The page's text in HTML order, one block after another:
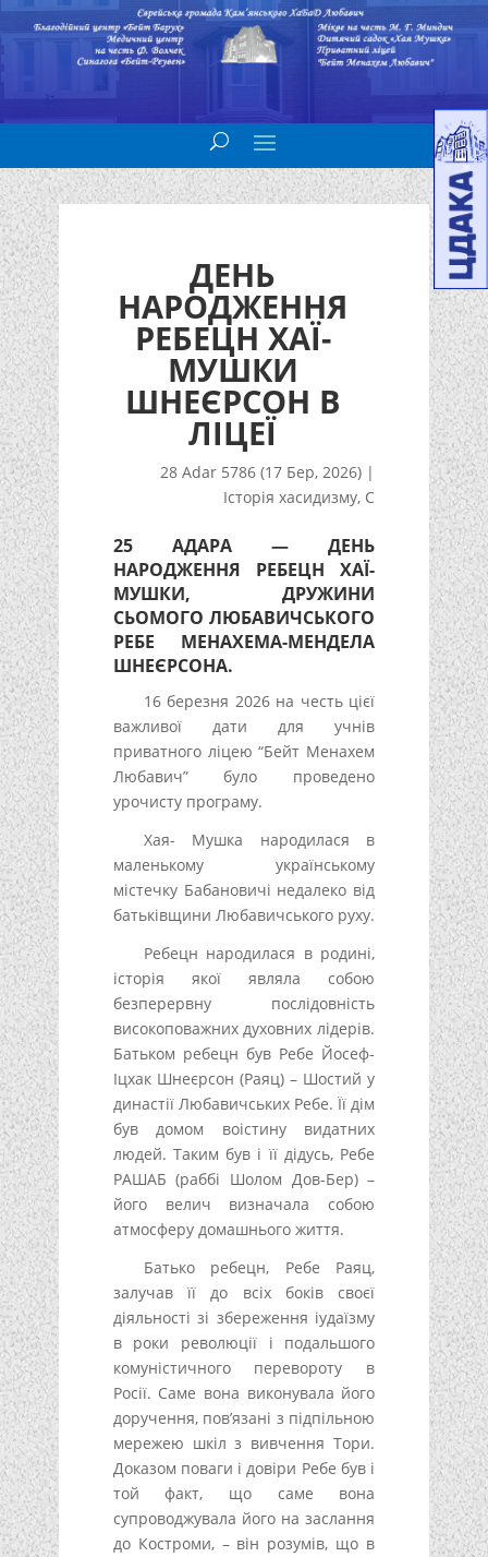
ДЕНЬ
НАРОДЖЕННЯ
РЕБЕЦН ХАЇ-
МУШКИ
ШНЕЄРСОН В
ЛІЦЕЇ
28 Adar 5786 (17 Бер, 2026) |
Історія хасидизму, С
25 АДАРА — ДЕНЬ
НАРОДЖЕННЯ РЕБЕЦН ХАЇ-
МУШКИ, ДРУЖИНИ
СЬОМОГО ЛЮБАВИЧСЬКОГО
РЕБЕ МЕНАХЕМА-МЕНДЕЛА
ШНЕЄРСОНА.
16 березня 2026 на честь цієї
важливої дати для учнів
приватного ліцею “Бейт Менахем
Любавич” було проведено
урочисту програму.
Хая- Мушка народилася в
маленькому українському
містечку Бабановичі недалеко від
батьківщини Любавичського руху.
Ребецн народилася в родині,
історія якої являла собою
безперервну послідовність
високоповажних духовних лідерів.
Батьком ребецн був Ребе Йосеф-
Іцхак Шнеєрсон (Раяц) – Шостий у
династії Любавичських Ребе. Її дім
був домом воістину видатних
людей. Таким був і її дідусь, Ребе
РАШАБ (раббі Шолом Дов-Бер) –
його велич визначала собою
атмосферу домашнього життя.
Батько ребецн, Ребе Раяц,
залучав її до всіх боків своєї
діяльності зі збереження іудаїзму
в роки революції і подальшого
комуністичного перевороту в
Росії. Саме вона виконувала його
доручення, пов’язані з підпільною
мережею шкіл з вивчення Тори.
Доказом поваги і довіри Ребе був і
той факт, що саме вона
супроводжувала його на заслання
до Костроми, – він розумів, що в